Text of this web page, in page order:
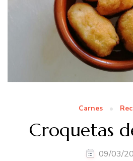
Carnes
Croquetas
09/03/